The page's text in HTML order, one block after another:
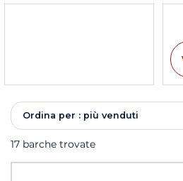
Ordina per : più venduti
17 barche trovate